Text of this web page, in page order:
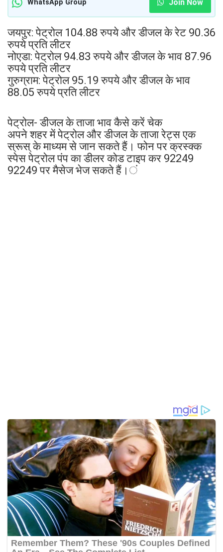
WhatsApp Group Join Now
जयपुर: पेट्रोल 104.88 रुपये और डीजल के रेट 90.36
रुपये प्रति लीटर
नोएडा: पेट्रोल 94.83 रुपये और डीजल के भाव 87.96
रुपये प्रति लीटर
गुरुग्राम: पेट्रोल 95.19 रुपये और डीजल के भाव
88.05 रुपये प्रति लीटर
पेट्रोल- डीजल के ताजा भाव कैसे करें चेक
अपने शहर में पेट्रोल और डीजल के ताजा रेट्स एक
स्रूस् के माध्यम से जान सकते हैं। फोन पर क्रस्क्क
स्पेस पेट्रोल पंप का डीलर कोड टाइप कर 92249
92249 पर मैसेज भेज सकते हैं।ं